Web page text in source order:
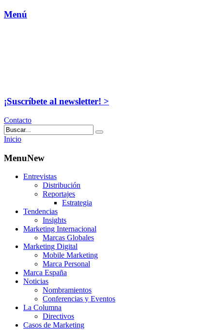
Menú
¡Suscríbete al newsletter! >
Contacto
Inicio
MenuNew
Entrevistas
Distribución
Reportajes
Estrategia
Tendencias
Insights
Marketing Internacional
Marcas Globales
Marketing Digital
Mobile Marketing
Marca Personal
Marca España
Noticias
Nombramientos
Conferencias y Eventos
La Columna
Directivos
Casos de Marketing